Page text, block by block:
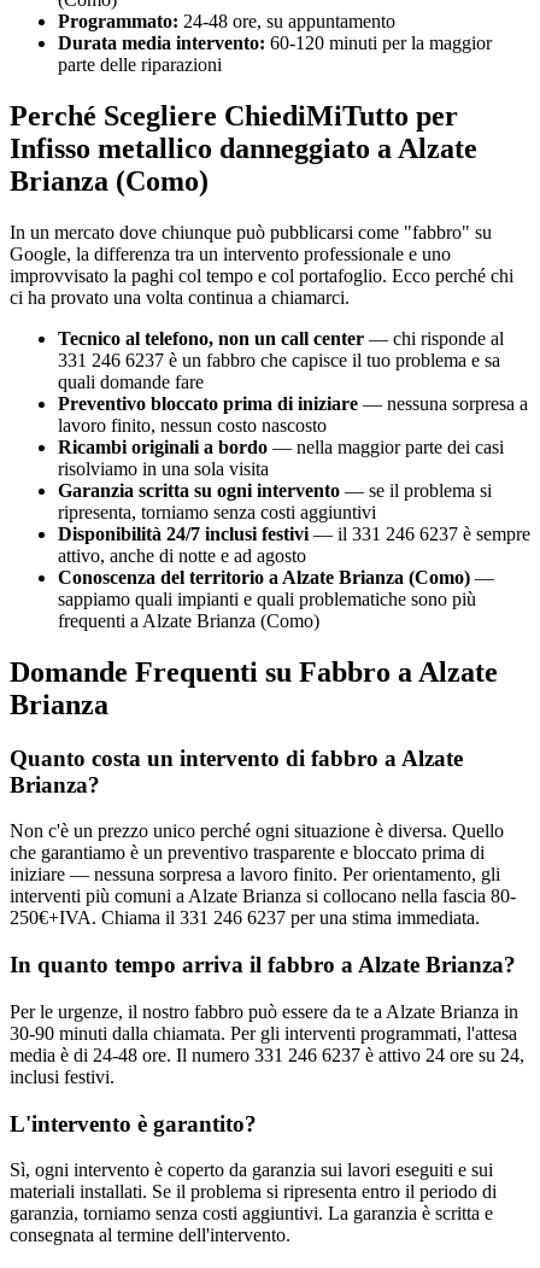
Programmato: 24-48 ore, su appuntamento
Durata media intervento: 60-120 minuti per la maggior
parte delle riparazioni
Perché Scegliere ChiediMiTutto per
Infisso metallico danneggiato a Alzate
Brianza (Como)
In un mercato dove chiunque può pubblicarsi come "fabbro" su
Google, la differenza tra un intervento professionale e uno
improvvisato la paghi col tempo e col portafoglio. Ecco perché chi
ci ha provato una volta continua a chiamarci.
Tecnico al telefono, non un call center — chi risponde al
331 246 6237 è un fabbro che capisce il tuo problema e sa
quali domande fare
Preventivo bloccato prima di iniziare — nessuna sorpresa a
lavoro finito, nessun costo nascosto
Ricambi originali a bordo — nella maggior parte dei casi
risolviamo in una sola visita
Garanzia scritta su ogni intervento — se il problema si
ripresenta, torniamo senza costi aggiuntivi
Disponibilità 24/7 inclusi festivi — il 331 246 6237 è sempre
attivo, anche di notte e ad agosto
Conoscenza del territorio a Alzate Brianza (Como) —
sappiamo quali impianti e quali problematiche sono più
frequenti a Alzate Brianza (Como)
Domande Frequenti su Fabbro a Alzate
Brianza
Quanto costa un intervento di fabbro a Alzate
Brianza?
Non c'è un prezzo unico perché ogni situazione è diversa. Quello
che garantiamo è un preventivo trasparente e bloccato prima di
iniziare — nessuna sorpresa a lavoro finito. Per orientamento, gli
interventi più comuni a Alzate Brianza si collocano nella fascia 80-
250€+IVA. Chiama il 331 246 6237 per una stima immediata.
In quanto tempo arriva il fabbro a Alzate Brianza?
Per le urgenze, il nostro fabbro può essere da te a Alzate Brianza in
30-90 minuti dalla chiamata. Per gli interventi programmati, l'attesa
media è di 24-48 ore. Il numero 331 246 6237 è attivo 24 ore su 24,
inclusi festivi.
L'intervento è garantito?
Sì, ogni intervento è coperto da garanzia sui lavori eseguiti e sui
materiali installati. Se il problema si ripresenta entro il periodo di
garanzia, torniamo senza costi aggiuntivi. La garanzia è scritta e
consegnata al termine dell'intervento.